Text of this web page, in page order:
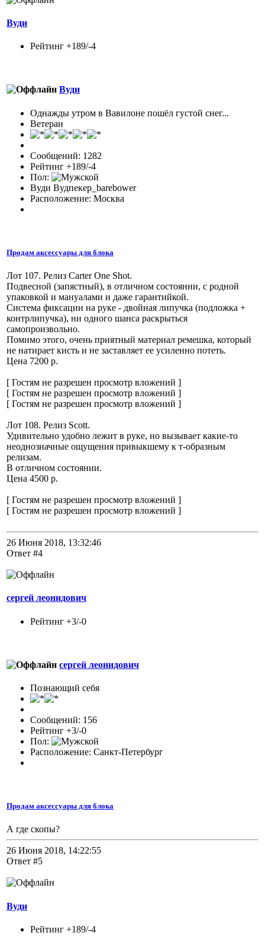
Вуди
Рейтинг +189/-4
Вуди
Однажды утром в Вавилоне пошёл густой снег...
Ветеран
Сообщений: 1282
Рейтинг +189/-4
Пол:
Вуди Вудпекер_barebower
Расположение: Москва
Продам аксессуары для блока
Лот 107. Релиз Carter One Shot.
Подвесной (запястный), в отличном состоянии, с родной
упаковкой и мануалами и даже гарантийкой.
Система фиксации на руке - двойная липучка (подложка +
контрлипучка), ни одного шанса раскрыться
самопроизвольно.
Помимо этого, очень приятный материал ремешка, который
не натирает кисть и не заставляет ее усиленно потеть.
Цена 7200 р.
[ Гостям не разрешен просмотр вложений ]
[ Гостям не разрешен просмотр вложений ]
[ Гостям не разрешен просмотр вложений ]
Лот 108. Релиз Scott.
Удивительно удобно лежит в руке, но вызывает какие-то
неоднозначные ощущения привыкшему к т-образным
релизам.
В отличном состоянии.
Цена 4500 р.
[ Гостям не разрешен просмотр вложений ]
[ Гостям не разрешен просмотр вложений ]
26 Июня 2018, 13:32:46
Ответ #4
сергей леонидович
Рейтинг +3/-0
сергей леонидович
Познающий себя
Сообщений: 156
Рейтинг +3/-0
Пол:
Расположение: Санкт-Петербург
Продам аксессуары для блока
А где скопы?
26 Июня 2018, 14:22:55
Ответ #5
Вуди
Рейтинг +189/-4